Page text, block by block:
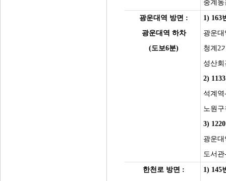
중계
광운대역 방면 :
광운대역 하차
(도보6분)
1) 163
광운
청계2
성산
2)
석계
노원구
3)
광운
도서
한천로 방면 : 1) 145